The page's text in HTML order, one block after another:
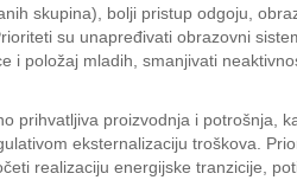
skupina), bolji pristup odgoju,
su unapređivati obrazovni
i položaj mladih, smanjivati
prihvatljiva proizvodnja i potrošnja,
eksternalizaciju troškova.
realizaciju energijske tranzicije,